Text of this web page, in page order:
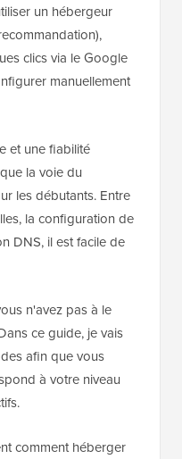
un hébergeur
clics via le Google
manuellement
et une fiabilité
la voie du
les débutants. Entre
la configuration de
DNS, il est facile de
n'avez pas à le
ce guide, je vais
afin que vous
à votre niveau
comment héberger